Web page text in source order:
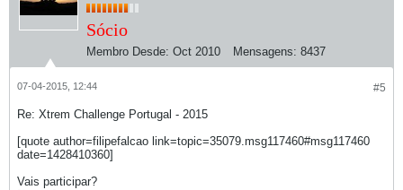
Sócio
Membro Desde: Oct 2010 Mensagens: 8437
#5
07-04-2015, 12:44
Re: Xtrem Challenge Portugal - 2015
[quote author=filipefalcao link=topic=35079.msg117460#msg117460
date=1428410360]
Vais participar?